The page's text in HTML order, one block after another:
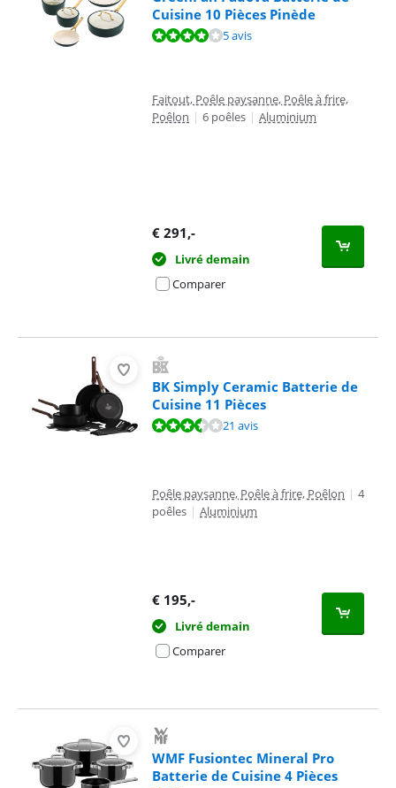
Cuisine 10 Pièces Pinède
La note est de 8,4 sur 10, basée sur 5 avis.5 avis
Faitout, Poêle paysanne, Poêle à frire,
Poêlon | 6 poêles | Aluminium
€ 291,-
Livré demain
Comparer
BK Simply Ceramic Batterie de
Cuisine 11 Pièces
La note est de 7,3 sur 10, basée sur 21 avis.21 avis
Poêle paysanne, Poêle à frire, Poêlon | 4
poêles | Aluminium
€ 195,-
Livré demain
Comparer
WMF Fusiontec Mineral Pro
Batterie de Cuisine 4 Pièces